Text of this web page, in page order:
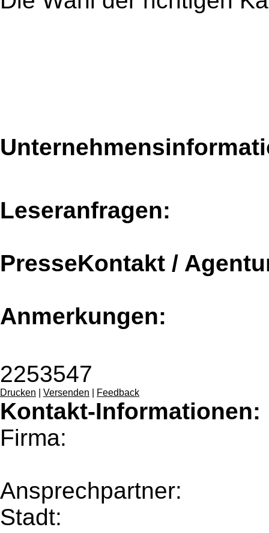
Leseranfragen:
PresseKontakt /
Anmerkungen:
2253547
Drucken Versenden Feedback
Kontakt-Informationen:
Firma:
Ansprechpartner:
Stadt: